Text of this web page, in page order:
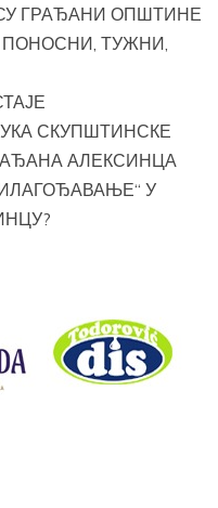
ГРАЂАНИ ОПШТИНЕ
ТУЖНИ,
СКУПШТИНСКЕ
АЛЕКСИНЦА
У